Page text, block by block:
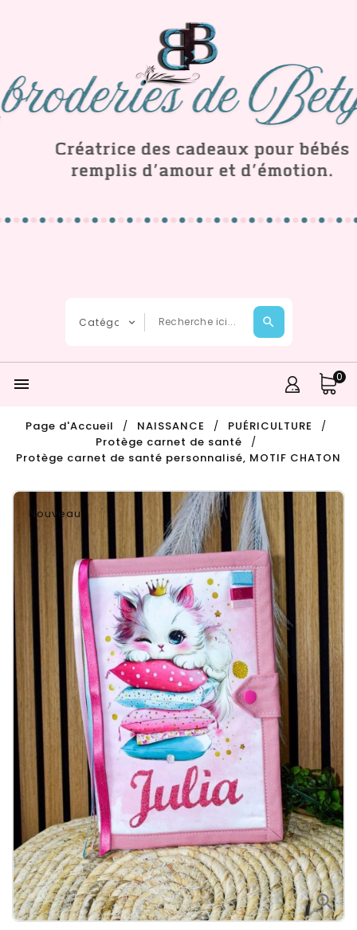
 0
Page d'Accueil NAISSANCE
PUÉRICULTURE
Protège carnet de santé
Protège carnet de santé personnalisé, MOTIF CHATON
Nouveau
